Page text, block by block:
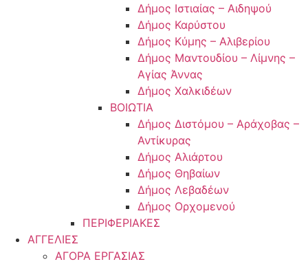
Δήμος Ιστιαίας – Αιδηψού
Δήμος Καρύστου
Δήμος Κύμης – Αλιβερίου
Δήμος Μαντουδίου – Λίμνης –
Αγίας Άννας
Δήμος Χαλκιδέων
ΒΟΙΩΤΙΑ
Δήμος Διστόμου – Αράχοβας –
Αντίκυρας
Δήμος Αλιάρτου
Δήμος Θηβαίων
Δήμος Λεβαδέων
Δήμος Ορχομενού
ΠΕΡΙΦΕΡΙΑΚΕΣ
ΑΓΓΕΛΙΕΣ
ΑΓΟΡΑ ΕΡΓΑΣΙΑΣ